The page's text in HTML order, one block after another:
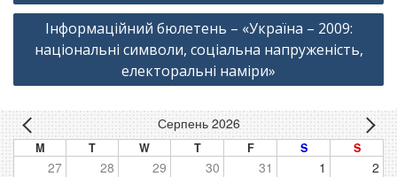
Інформаційний бюлетень – «Україна – 2009:
національні символи, соціальна напруженість,
електоральні наміри»
Серпень 2026
M T W T F S S
27 28 29 30 31 1 2